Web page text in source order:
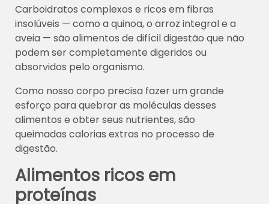
Carboidratos complexos e ricos em fibras
insolúveis — como a quinoa, o arroz integral e a
aveia — são alimentos de difícil digestão que não
podem ser completamente digeridos ou
absorvidos pelo organismo.
Como nosso corpo precisa fazer um grande
esforço para quebrar as moléculas desses
alimentos e obter seus nutrientes, são
queimadas calorias extras no processo de
digestão.
Alimentos ricos em
proteínas